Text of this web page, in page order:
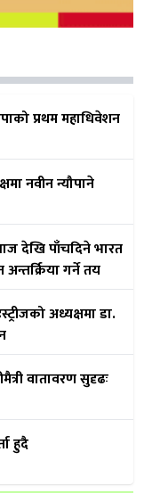
प्रथम महाधिवेशन
नवीन न्यौपाने
देखि पाँचदिने भारत
गर्ने तय
अध्यक्षमा डा.
वातावरण सुदृढः
हुदै